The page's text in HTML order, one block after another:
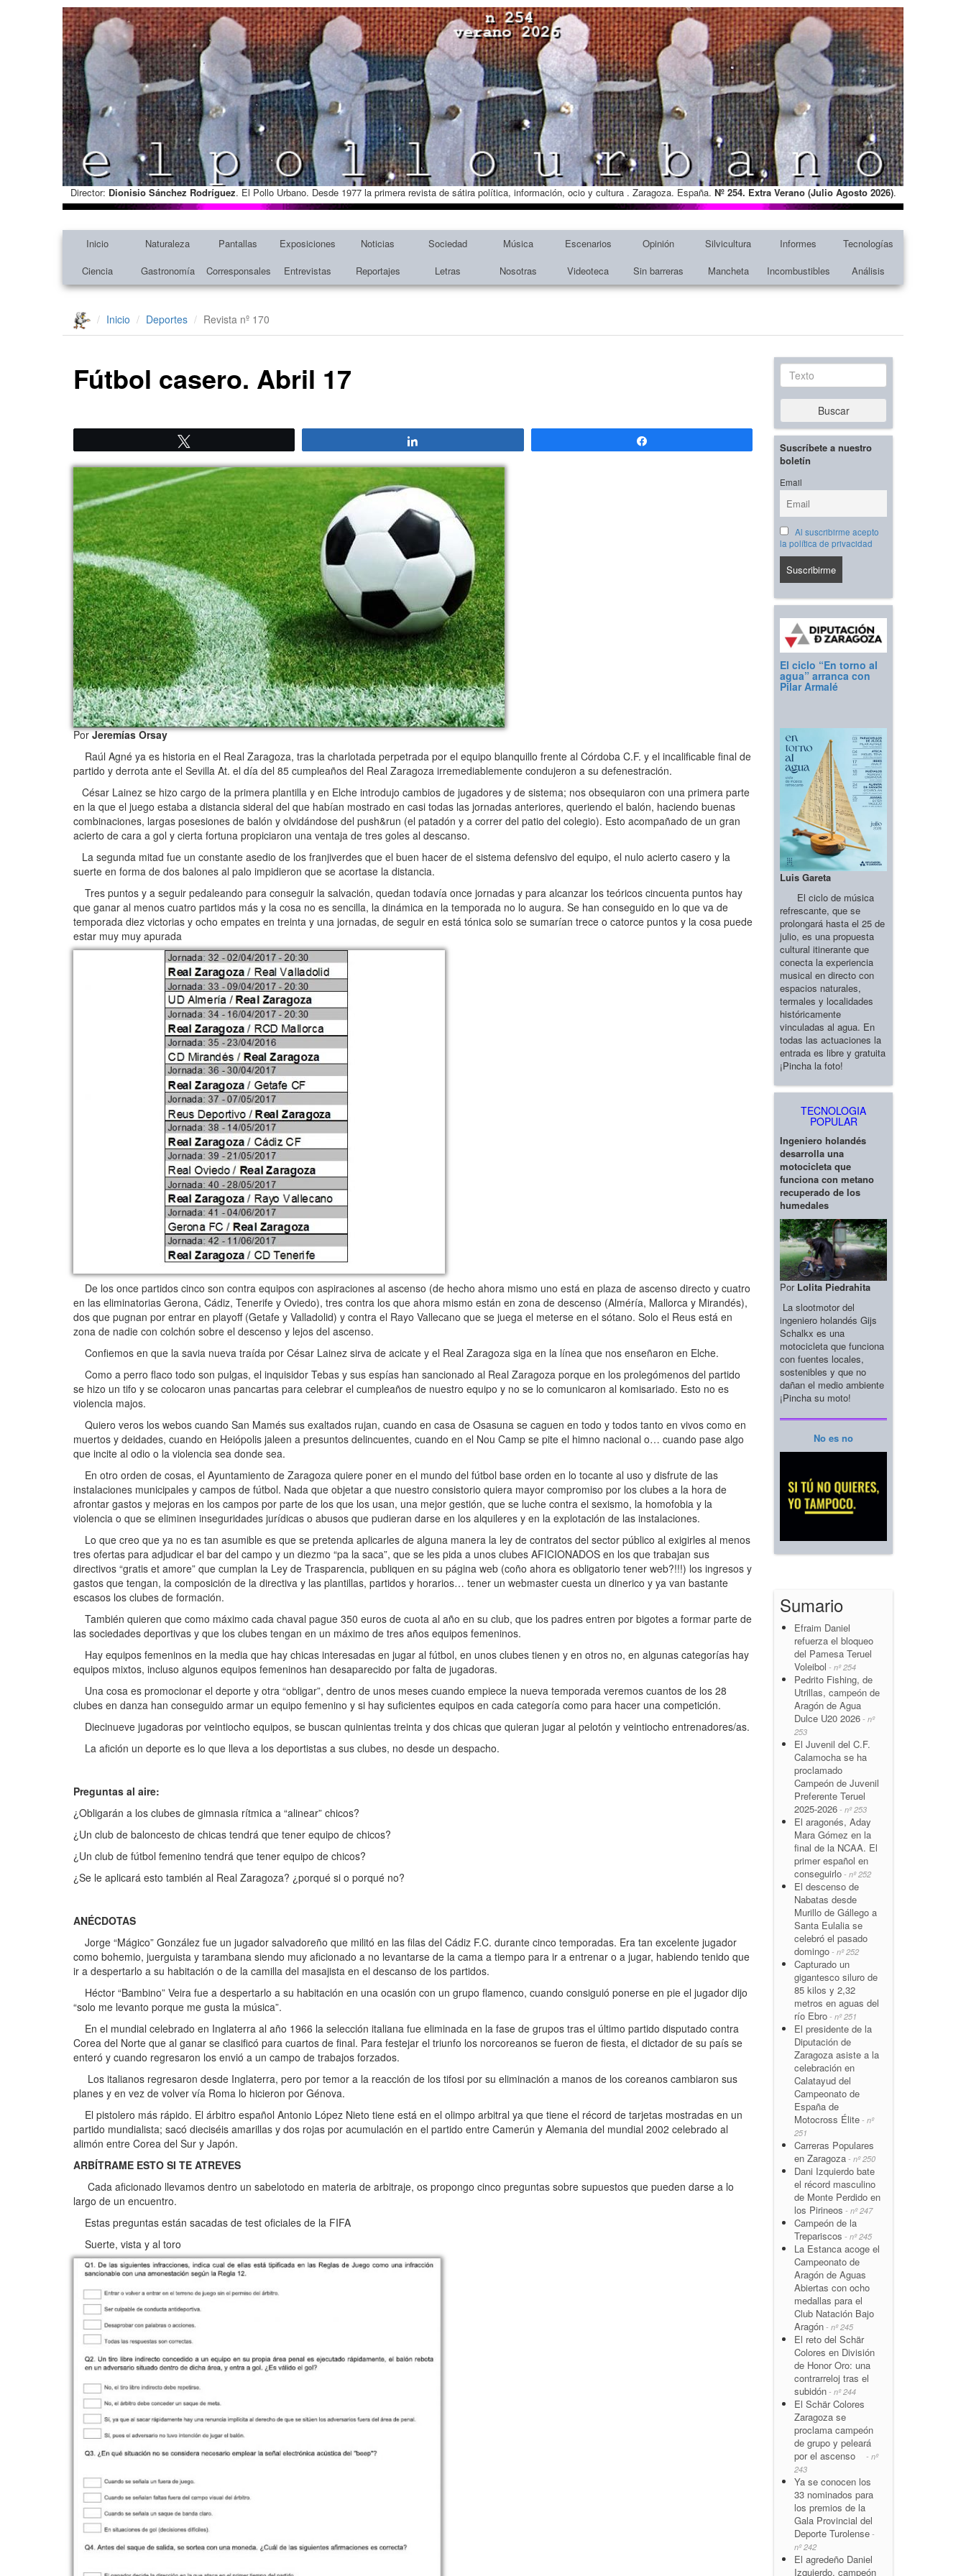
Director: Dionisio Sánchez Rodríguez. El Pollo Urbano. Desde 1977 la primera revista de sátira política, información, ocio y cultura . Zaragoza. España. Nº 254. Extra Verano (Julio Agosto 2026).
Inicio Naturaleza Pantallas Exposiciones Noticias Sociedad Música Escenarios Opinión Silvicultura Informes
Tecnologías
Ciencia
Gastronomía Corresponsales Entrevistas Reportajes Letras Nosotras Videoteca Sin barreras Mancheta Incombustibles Análisis
Inicio Deportes Revista nº 170
Fútbol casero. Abril 17
PorJeremías Orsay
Raúl Agné ya es historia en el Real Zaragoza, tras la charlotada perpetrada por el equipo blanquillo frente al Córdoba C.F. y el incalificable final de
partido y derrota ante el Sevilla At. el día del 85 cumpleaños del Real Zaragoza irremediablemente condujeron a su defenestración.
César Lainez se hizo cargo de la primera plantilla y en Elche introdujo cambios de jugadores y de sistema; nos obsequiaron con una primera parte
en la que el juego estaba a distancia sideral del que habían mostrado en casi todas las jornadas anteriores, queriendo el balón, haciendo buenas
combinaciones, largas posesiones de balón y olvidándose del push&run (el patadón y a correr del patio del colegio). Esto acompañado de un gran
acierto de cara a gol y cierta fortuna propiciaron una ventaja de tres goles al descanso.
La segunda mitad fue un constante asedio de los franjiverdes que el buen hacer de el sistema defensivo del equipo, el nulo acierto casero y la
suerte en forma de dos balones al palo impidieron que se acortase la distancia.
Tres puntos y a seguir pedaleando para conseguir la salvación, quedan todavía once jornadas y para alcanzar los teóricos cincuenta puntos hay
que ganar al menos cuatro partidos más y la cosa no es sencilla, la dinámica en la temporada no lo augura. Se han conseguido en lo que va de
temporada diez victorias y ocho empates en treinta y una jornadas, de seguir en está tónica solo se sumarían trece o catorce puntos y la cosa puede
estar muy muy apurada
De los once partidos cinco son contra equipos con aspiraciones al ascenso (de hecho ahora mismo uno está en plaza de ascenso directo y cuatro
en las eliminatorias Gerona, Cádiz, Tenerife y Oviedo), tres contra los que ahora mismo están en zona de descenso (Alméría, Mallorca y Mirandés),
dos que pugnan por entrar en playoff (Getafe y Valladolid) y contra el Rayo Vallecano que se juega el meterse en el sótano. Solo el Reus está en
zona de nadie con colchón sobre el descenso y lejos del ascenso.
Confiemos en que la savia nueva traída por César Lainez sirva de acicate y el Real Zaragoza siga en la línea que nos enseñaron en Elche.
Como a perro flaco todo son pulgas, el inquisidor Tebas y sus espías han sancionado al Real Zaragoza porque en los prolegómenos del partido
se hizo un tifo y se colocaron unas pancartas para celebrar el cumpleaños de nuestro equipo y no se lo comunicaron al komisariado. Esto no es
violencia majos.
Quiero veros los webos cuando San Mamés sus exaltados rujan, cuando en casa de Osasuna se caguen en todo y todos tanto en vivos como en
muertos y deidades, cuando en Heiópolis jaleen a presuntos delincuentes, cuando en el Nou Camp se pite el himno nacional o… cuando pase algo
que incite al odio o la violencia sea donde sea.
En otro orden de cosas, el Ayuntamiento de Zaragoza quiere poner en el mundo del fútbol base orden en lo tocante al uso y disfrute de las
instalaciones municipales y campos de fútbol. Nada que objetar a que nuestro consistorio quiera mayor compromiso por los clubes a la hora de
afrontar gastos y mejoras en los campos por parte de los que los usan, una mejor gestión, que se luche contra el sexismo, la homofobia y la
violencia o que se eliminen inseguridades jurídicas o abusos que pudieran darse en los alquileres y en la explotación de las instalaciones.
Lo que creo que ya no es tan asumible es que se pretenda aplicarles de alguna manera la ley de contratos del sector público al exigirles al menos
tres ofertas para adjudicar el bar del campo y un diezmo “pa la saca”, que se les pida a unos clubes AFICIONADOS en los que trabajan sus
directivos “gratis et amore” que cumplan la Ley de Trasparencia, publiquen en su página web (coño ahora es obligatorio tener web?!!!) los ingresos y
gastos que tengan, la composición de la directiva y las plantillas, partidos y horarios… tener un webmaster cuesta un dinerico y ya van bastante
escasos los clubes de formación.
También quieren que como máximo cada chaval pague 350 euros de cuota al año en su club, que los padres entren por bigotes a formar parte de
las sociedades deportivas y que los clubes tengan en un máximo de tres años equipos femeninos.
Hay equipos femeninos en la media que hay chicas interesadas en jugar al fútbol, en unos clubes tienen y en otros no, en algunas categorías hay
equipos mixtos, incluso algunos equipos femeninos han desaparecido por falta de jugadoras.
Una cosa es promocionar el deporte y otra “obligar”, dentro de unos meses cuando empiece la nueva temporada veremos cuantos de los 28
clubes en danza han conseguido armar un equipo femenino y si hay suficientes equipos en cada categoría como para hacer una competición.
Diecinueve jugadoras por veintiocho equipos, se buscan quinientas treinta y dos chicas que quieran jugar al pelotón y veintiocho entrenadores/as.
La afición un deporte es lo que lleva a los deportistas a sus clubes, no desde un despacho.
Preguntas al aire:
¿Obligarán a los clubes de gimnasia rítmica a “alinear” chicos?
¿Un club de baloncesto de chicas tendrá que tener equipo de chicos?
¿Un club de fútbol femenino tendrá que tener equipo de chicos?
¿Se le aplicará esto también al Real Zaragoza? ¿porqué si o porqué no?
ANÉCDOTAS
Jorge “Mágico” González fue un jugador salvadoreño que militó en las filas del Cádiz F.C. durante cinco temporadas. Era tan excelente jugador
como bohemio, juerguista y tarambana siendo muy aficionado a no levantarse de la cama a tiempo para ir a entrenar o a jugar, habiendo tenido que
ir a despertarlo a su habitación o de la camilla del masajista en el descanso de los partidos.
Héctor “Bambino” Veira fue a despertarlo a su habitación en una ocasión con un grupo flamenco, cuando consiguió ponerse en pie el jugador dijo
“solo me levanto porque me gusta la música”.
En el mundial celebrado en Inglaterra al año 1966 la selección italiana fue eliminada en la fase de grupos tras el último partido disputado contra
Corea del Norte que al ganar se clasificó para cuartos de final. Para festejar el triunfo los norcoreanos se fueron de fiesta, el dictador de su país se
enteró y cuando regresaron los envió a un campo de trabajos forzados.
Los italianos regresaron desde Inglaterra, pero por temor a la reacción de los tifosi por su eliminación a manos de los coreanos cambiaron sus
planes y en vez de volver vía Roma lo hicieron por Génova.
El pistolero más rápido. El árbitro español Antonio López Nieto tiene está en el olimpo arbitral ya que tiene el récord de tarjetas mostradas en un
partido mundialista; sacó dieciséis amarillas y dos rojas por acumulación en el partido entre Camerún y Alemania del mundial 2002 celebrado al
alimón entre Corea del Sur y Japón.
ARBÍTRAME ESTO SI TE ATREVES
Cada aficionado llevamos dentro un sabelotodo en materia de arbitraje, os propongo cinco preguntas sobre supuestos que pueden darse a lo
largo de un encuentro.
Estas preguntas están sacadas de test oficiales de la FIFA
Suerte, vista y al toro
Texto
Buscar
Suscríbete a nuestro
boletín
Email
Al suscribirme acepto
la política de privacidad
El ciclo “En torno al
agua” arranca con
Pilar Armalé
Luis Gareta
El ciclo de música
refrescante, que se
prolongará hasta el 25 de
julio, es una propuesta
cultural itinerante que
conecta la experiencia
musical en directo con
espacios naturales,
termales y localidades
históricamente
vinculadas al agua. En
todas las actuaciones la
entrada es libre y gratuita
¡Pincha la foto!
TECNOLOGIA
POPULAR
Ingeniero holandés
desarrolla una
motocicleta que
funciona con metano
recuperado de los
humedales
Por Lolita Piedrahita
La slootmotor del
ingeniero holandés Gijs
Schalkx es una
motocicleta que funciona
con fuentes locales,
sostenibles y que no
dañan el medio ambiente
¡Pincha su moto!
No es no
Sumario
Efraim Daniel
refuerza el bloqueo
del Pamesa Teruel
Voleibol - nº 254
Pedrito Fishing, de
Utrillas, campeón de
Aragón de Agua
Dulce U20 2026 - nº
253
El Juvenil del C.F.
Calamocha se ha
proclamado
Campeón de Juvenil
Preferente Teruel
2025-2026 - nº 253
El aragonés, Aday
Mara Gómez en la
final de la NCAA. El
primer español en
conseguirlo - nº 252
El descenso de
Nabatas desde
Murillo de Gállego a
Santa Eulalia se
celebró el pasado
domingo - nº 252
Capturado un
gigantesco siluro de
85 kilos y 2,32
metros en aguas del
río Ebro - nº 251
El presidente de la
Diputación de
Zaragoza asiste a la
celebración en
Calatayud del
Campeonato de
España de
Motocross Élite - nº
251
Carreras Populares
en Zaragoza - nº 250
Dani Izquierdo bate
el récord masculino
de Monte Perdido en
los Pirineos - nº 247
Campeón de la
Trepariscos - nº 245
La Estanca acoge el
Campeonato de
Aragón de Aguas
Abiertas con ocho
medallas para el
Club Natación Bajo
Aragón - nº 245
El reto del Schär
Colores en División
de Honor Oro: una
contrarreloj tras el
subidón - nº 244
El Schär Colores
Zaragoza se
proclama campeón
de grupo y peleará
por el ascenso
- nº
243
Ya se conocen los
33 nominados para
los premios de la
Gala Provincial del
Deporte Turolense -
nº 242
El agredeño Daniel
Izquierdo, campeón